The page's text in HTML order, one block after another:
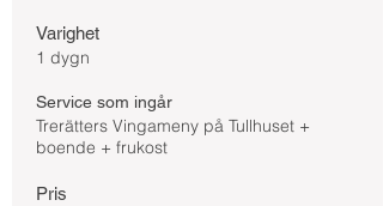
Varighet
1 dygn
Service som ingår
Trerätters Vingameny på Tullhuset +
boende + frukost
Pris